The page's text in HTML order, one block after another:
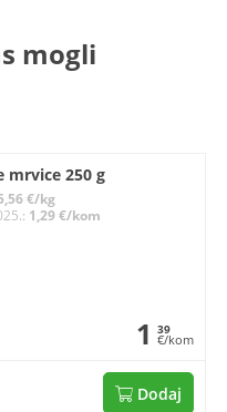
mogli
mrvice 250 g
€/kg
1,29 €/kom
1 39
€/kom
Dodaj